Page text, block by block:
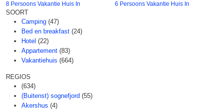
8 Persoons Vakantie Huis In 6 Persoons Vakantie Huis In
SOORT
Camping (47)
Bed en breakfast (24)
Hotel (22)
Appartement (83)
Vakantiehuis (664)
REGIOS
(634)
(Buitenst) sognefjord (55)
Akershus (4)